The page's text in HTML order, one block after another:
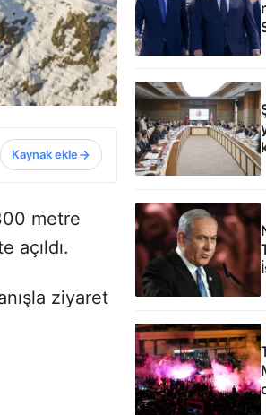
Kaynak ekle
metre
açıldı.
ziyaret